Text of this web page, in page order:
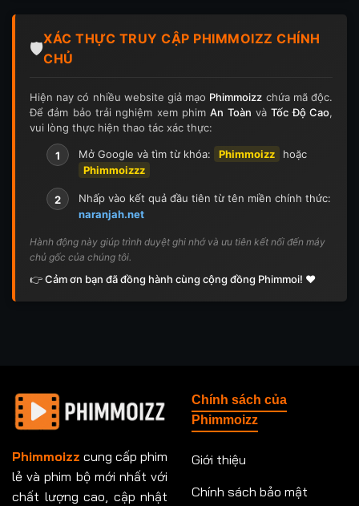
🛡️
XÁC THỰC TRUY CẬP PHIMMOIZZ CHÍNH
CHỦ
Hiện nay có nhiều website giả mạo Phimmoizz chứa mã độc.
Để đảm bảo trải nghiệm xem phimAn Toàn vàTốc Độ Cao,
vui lòng thực hiện thao tác xác thực:
1 Mở Google và tìm từ khóa: Phimmoizz
hoặc
Phimmoizzz
2
Nhấp vào kết quả đầu tiên từ tên miền chính thức:
naranjah.net
Hành động này giúp trình duyệt ghi nhớ và ưu tiên kết nối đến máy
chủ gốc của chúng tôi.
👉 Cảm ơn bạn đã đồng hành cùng cộng đồng Phimmoi! ❤️
Phimmoizz cung cấp phim
lẻ và phim bộ mới nhất với
chất lượng cao, cập nhật
Chính sách của
Phimmoizz
Giới thiệu
Chính sách bảo mật